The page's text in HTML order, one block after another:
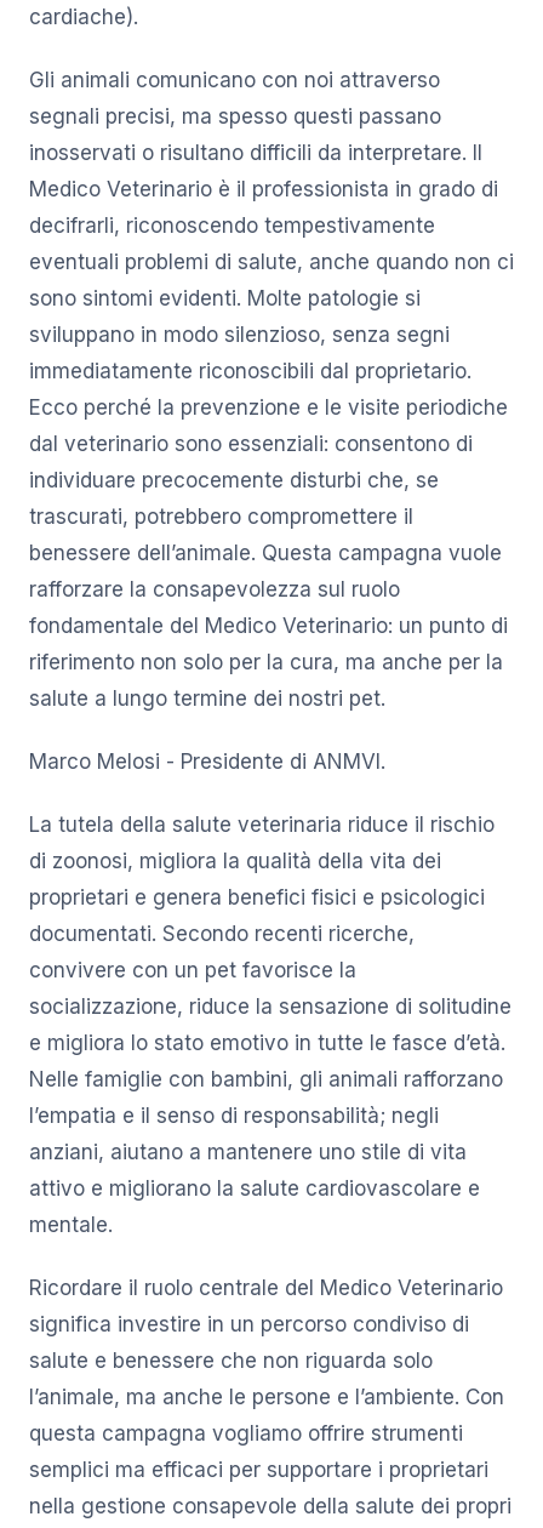
cardiache).
Gli animali comunicano con noi attraverso
segnali precisi, ma spesso questi passano
inosservati o risultano difficili da interpretare. Il
Medico Veterinario è il professionista in grado di
decifrarli, riconoscendo tempestivamente
eventuali problemi di salute, anche quando non ci
sono sintomi evidenti. Molte patologie si
sviluppano in modo silenzioso, senza segni
immediatamente riconoscibili dal proprietario.
Ecco perché la prevenzione e le visite periodiche
dal veterinario sono essenziali: consentono di
individuare precocemente disturbi che, se
trascurati, potrebbero compromettere il
benessere dell’animale. Questa campagna vuole
rafforzare la consapevolezza sul ruolo
fondamentale del Medico Veterinario: un punto di
riferimento non solo per la cura, ma anche per la
salute a lungo termine dei nostri pet.
Marco Melosi - Presidente di ANMVI.
La tutela della salute veterinaria riduce il rischio
di zoonosi, migliora la qualità della vita dei
proprietari e genera benefici fisici e psicologici
documentati. Secondo recenti ricerche,
convivere con un pet favorisce la
socializzazione, riduce la sensazione di solitudine
e migliora lo stato emotivo in tutte le fasce d’età.
Nelle famiglie con bambini, gli animali rafforzano
l’empatia e il senso di responsabilità; negli
anziani, aiutano a mantenere uno stile di vita
attivo e migliorano la salute cardiovascolare e
mentale.
Ricordare il ruolo centrale del Medico Veterinario
significa investire in un percorso condiviso di
salute e benessere che non riguarda solo
l’animale, ma anche le persone e l’ambiente. Con
questa campagna vogliamo offrire strumenti
semplici ma efficaci per supportare i proprietari
nella gestione consapevole della salute dei propri